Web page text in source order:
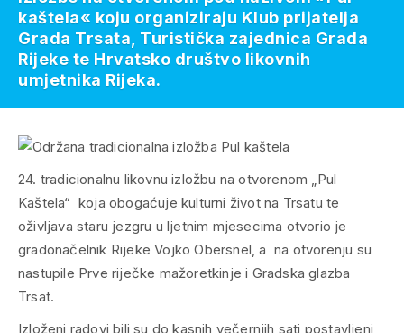
24. tradicionalnu likovnu izložbu na otvorenom „Pul
Kaštela“ koja obogaćuje kulturni život na Trsatu te
oživljava staru jezgru u ljetnim mjesecima otvorio je
gradonačelnik Rijeke Vojko Obersnel, a na otvorenju su
nastupile Prve riječke mažoretkinje i Gradska glazba
Trsat.
Izloženi radovi bili su do kasnih večernjih sati postavljeni
kaštela« koju organiziraju Klub prijatelja
Grada Trsata, Turistička zajednica Grada
Rijeke te Hrvatsko društvo likovnih
umjetnika Rijeka.